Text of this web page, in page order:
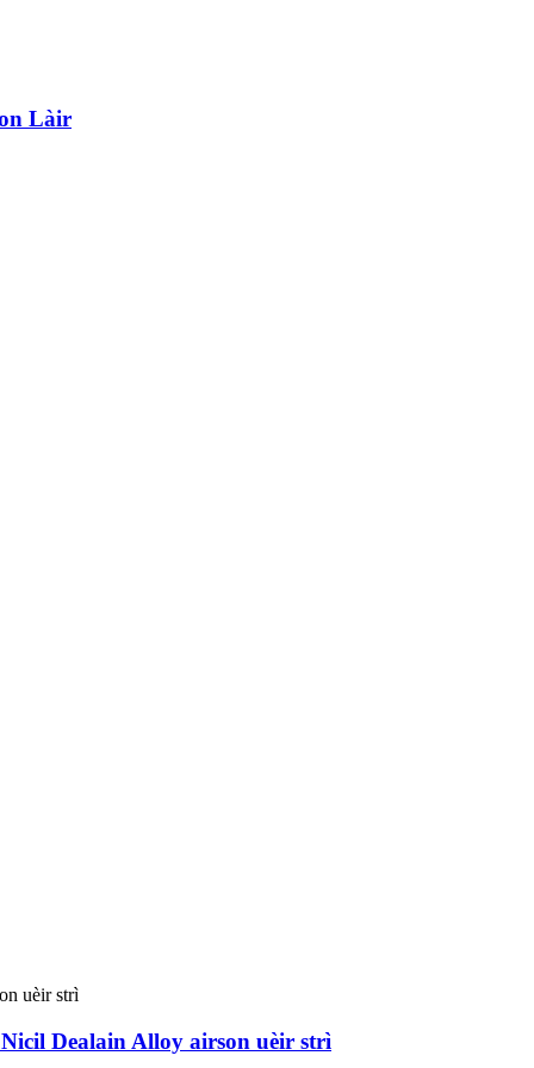
Làir
Dealain Alloy airson uèir strì